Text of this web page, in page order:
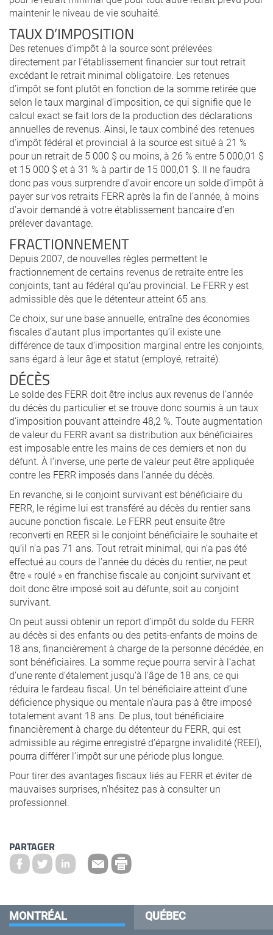
maintenir le niveau de vie souhaité.
TAUX D’IMPOSITION
Des retenues d’impôt à la source sont prélevées
directement par l’établissement financier sur tout retrait
excédant le retrait minimal obligatoire. Les retenues
d’impôt se font plutôt en fonction de la somme retirée que
selon le taux marginal d’imposition, ce qui signifie que le
calcul exact se fait lors de la production des déclarations
annuelles de revenus. Ainsi, le taux combiné des retenues
d’impôt fédéral et provincial à la source est situé à 21 %
pour un retrait de 5 000 $ ou moins, à 26 % entre 5 000,01 $
et 15 000 $ et à 31 % à partir de 15 000,01 $. Il ne faudra
donc pas vous surprendre d’avoir encore un solde d’impôt à
payer sur vos retraits FERR après la fin de l’année, à moins
d’avoir demandé à votre établissement bancaire d’en
prélever davantage.
FRACTIONNEMENT
Depuis 2007, de nouvelles règles permettent le
fractionnement de certains revenus de retraite entre les
conjoints, tant au fédéral qu’au provincial. Le FERR y est
admissible dès que le détenteur atteint 65 ans.
Ce choix, sur une base annuelle, entraîne des économies
fiscales d’autant plus importantes qu’il existe une
différence de taux d’imposition marginal entre les conjoints,
sans égard à leur âge et statut (employé, retraité).
DÉCÈS
Le solde des FERR doit être inclus aux revenus de l’année
du décès du particulier et se trouve donc soumis à un taux
d’imposition pouvant atteindre 48,2 %. Toute augmentation
de valeur du FERR avant sa distribution aux bénéficiaires
est imposable entre les mains de ces derniers et non du
défunt. À l’inverse, une perte de valeur peut être appliquée
contre les FERR imposés dans l’année du décès.
En revanche, si le conjoint survivant est bénéficiaire du
FERR, le régime lui est transféré au décès du rentier sans
aucune ponction fiscale. Le FERR peut ensuite être
reconverti en REER si le conjoint bénéficiaire le souhaite et
qu’il n’a pas 71 ans. Tout retrait minimal, qui n’a pas été
effectué au cours de l’année du décès du rentier, ne peut
être « roulé » en franchise fiscale au conjoint survivant et
doit donc être imposé soit au défunte, soit au conjoint
survivant.
On peut aussi obtenir un report d’impôt du solde du FERR
au décès si des enfants ou des petits-enfants de moins de
18 ans, financièrement à charge de la personne décédée, en
sont bénéficiaires. La somme reçue pourra servir à l’achat
d’une rente d’étalement jusqu’à l’âge de 18 ans, ce qui
réduira le fardeau fiscal. Un tel bénéficiaire atteint d’une
déficience physique ou mentale n’aura pas à être imposé
totalement avant 18 ans. De plus, tout bénéficiaire
financièrement à charge du détenteur du FERR, qui est
admissible au régime enregistré d’épargne invalidité (REEI),
pourra différer l’impôt sur une période plus longue.
Pour tirer des avantages fiscaux liés au FERR et éviter de
mauvaises surprises, n’hésitez pas à consulter un
professionnel.
PARTAGER
MONTRÉAL QUÉBEC